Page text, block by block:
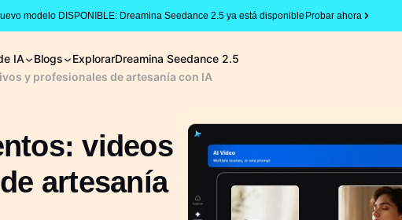
modelo DISPONIBLE: Dreamina Seedance 2.5 ya está disponible Probar ahora
IA Blogs ExplorarDreamina Seedance 2.5
y profesionales de artesanía con IA
videos
artesanía